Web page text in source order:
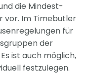
die Mindest-
vor. Im Timebutler
für
der
ist auch möglich,
festzulegen.